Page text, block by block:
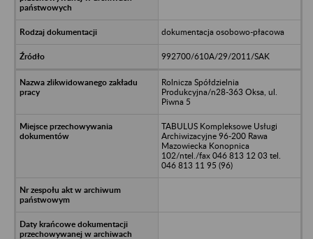
dokumentacja osobowo-płacowa
992700/610A/29/2011/SAK
Rolnicza Spółdzielnia
Produkcyjna/n28-363 Oksa, ul.
Piwna 5
TABULUS Kompleksowe Usługi
Archiwizacyjne 96-200 Rawa
Mazowiecka Konopnica
102/ntel./fax 046 813 12 03 tel.
046 813 11 95 (96)